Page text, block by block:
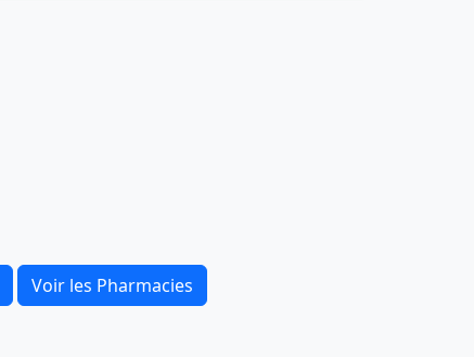
Voir les Pharmacies